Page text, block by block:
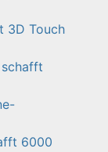
3D Touch
6000